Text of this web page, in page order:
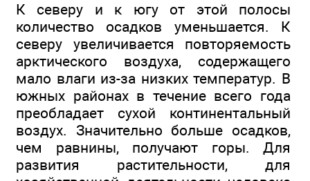
К северу и к югу от этой полосы
количество осадков уменьшается. К
северу увеличивается повторяемость
арктического воздуха, содержащего
мало влаги из-за низких температур. В
южных районах в течение всего года
преобладает сухой континентальный
воздух. Значительно больше осадков,
чем равнины, получают горы. Для
развития растительности, для